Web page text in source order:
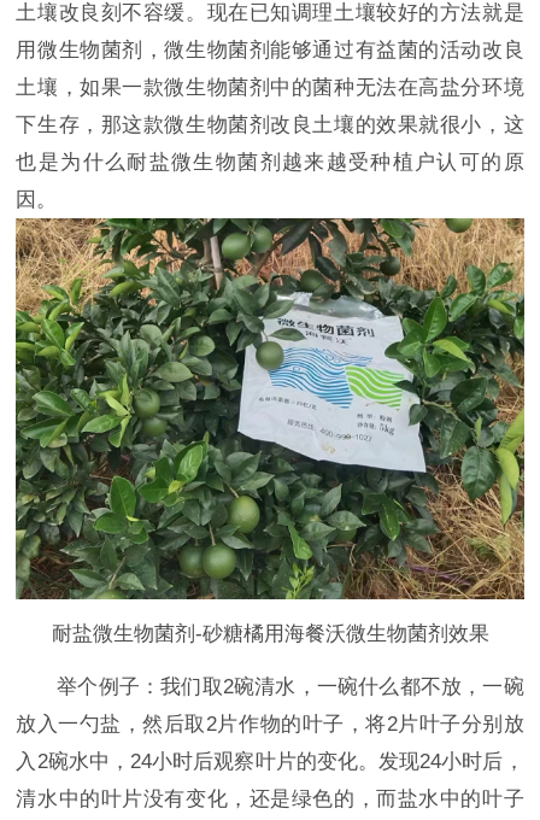
土壤改良刻不容缓。现在已知调理土壤较好的方法就是
用微生物菌剂，微生物菌剂能够通过有益菌的活动改良
土壤，如果一款微生物菌剂中的菌种无法在高盐分环境
下生存，那这款微生物菌剂改良土壤的效果就很小，这
也是为什么耐盐微生物菌剂越来越受种植户认可的原
因。
耐盐微生物菌剂-砂糖橘用海餐沃微生物菌剂效果
举个例子：我们取2碗清水，一碗什么都不放，一碗
放入一勺盐，然后取2片作物的叶子，将2片叶子分别放
入2碗水中，24小时后观察叶片的变化。发现24小时后，
清水中的叶片没有变化，还是绿色的，而盐水中的叶子